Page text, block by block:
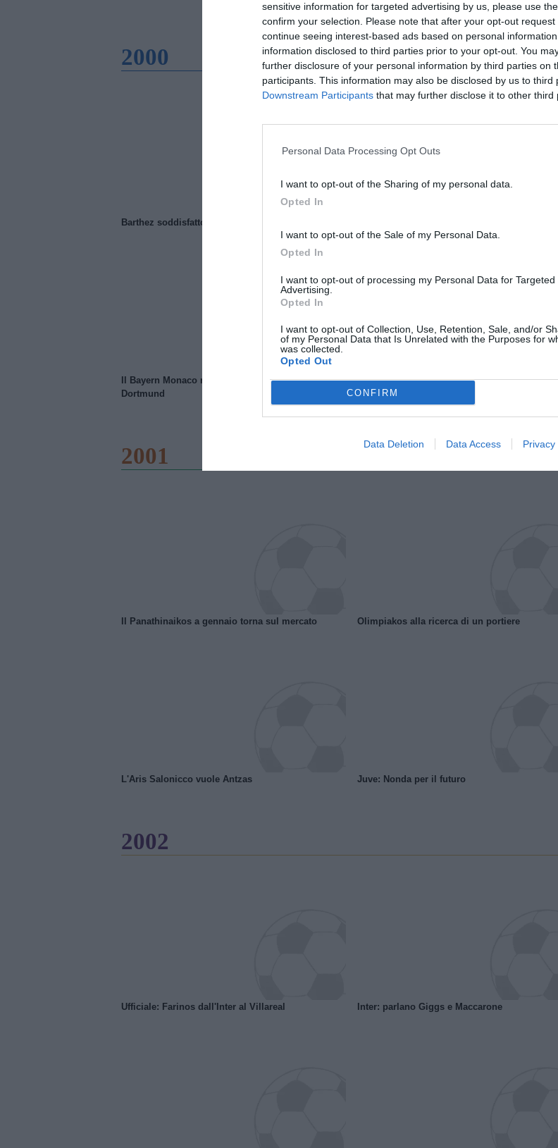
sensitive information for targeted advertising by us, please use
confirm your selection. Please note that after your opt-out
continue seeing interest-based ads based on personal
information disclosed to third parties prior to your opt-out. You
further disclosure of your personal information by third parties on
participants. This information may also be disclosed by us to third
Downstream Participants that may further disclose it to other third
Personal Data Processing Opt Outs
I want to opt-out of the Sharing of my personal data.
Opted In
I want to opt-out of the Sale of my Personal Data.
Opted In
I want to opt-out of processing my Personal Data for Targeted
Advertising.
Opted In
I want to opt-out of Collection, Use, Retention, Sale, and/or
of my Personal Data that Is Unrelated with the Purposes for
was collected.
Opted Out
CONFIRM
Data Deletion Data Access Privacy
2000
Barthez soddisfatto del Manchester United
Il Bayern Monaco ridimensiona il Borussia
Dortmund
Wiltord vuole giocare
2001
Il Panathinaikos a gennaio torna sul mercato Olimpiakos alla ricerca di un portiere
L'Aris Salonicco vuole Antzas Juve: Nonda per il futuro
2002
Ufficiale: Farinos dall'Inter al Villareal Inter: parlano Giggs e Maccarone